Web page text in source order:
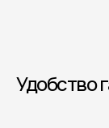
Удобство